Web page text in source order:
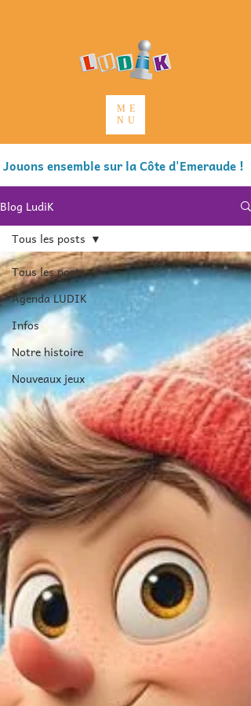
ME
NU
Jouons ensemble sur la Côte d'Emeraude !
Blog LudiK
Tous les posts
Agenda LUDIK
Infos
Notre histoire
Nouveaux jeux
Tous les posts